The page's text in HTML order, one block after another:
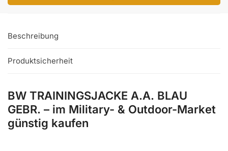
Beschreibung
Produktsicherheit
BW TRAININGSJACKE A.A. BLAU
GEBR. – im Military- & Outdoor-Market
günstig kaufen